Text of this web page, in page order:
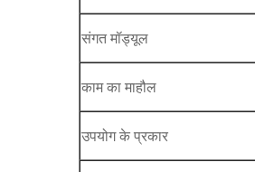
संगत मॉड्यूल
काम का माहौल
उपयोग के प्रकार